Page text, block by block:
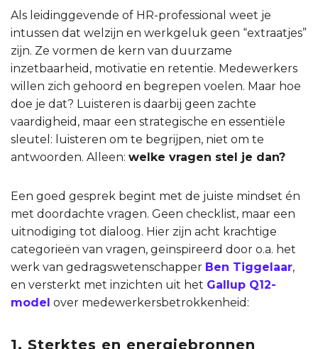
Als leidinggevende of HR-professional weet je
intussen dat welzijn en werkgeluk geen “extraatjes”
zijn. Ze vormen de kern van duurzame
inzetbaarheid, motivatie en retentie. Medewerkers
willen zich gehoord en begrepen voelen. Maar hoe
doe je dat? Luisteren is daarbij geen zachte
vaardigheid, maar een strategische en essentiële
sleutel: luisteren om te begrijpen, niet om te
antwoorden. Alleen: welke vragen stel je dan?
Een goed gesprek begint met de juiste mindset én
met doordachte vragen. Geen checklist, maar een
uitnodiging tot dialoog. Hier zijn acht krachtige
categorieën van vragen, geïnspireerd door o.a. het
werk van gedragswetenschapper Ben Tiggelaar,
en versterkt met inzichten uit het Gallup Q12-
model over medewerkersbetrokkenheid:
1. Sterktes en energiebronnen